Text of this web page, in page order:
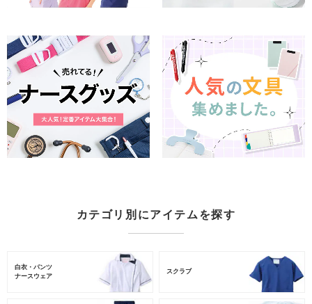
カテゴリ別にアイテムを探す
白衣・パンツ
ナースウェア
スクラブ